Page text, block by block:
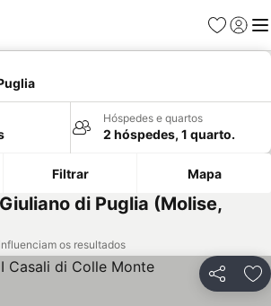
Favoritos
Iniciar
Hóspedes e quartos
2 hóspedes, 1 quarto.
Filtrar Mapa
di Puglia (Molise,
os resultados
Partilhar